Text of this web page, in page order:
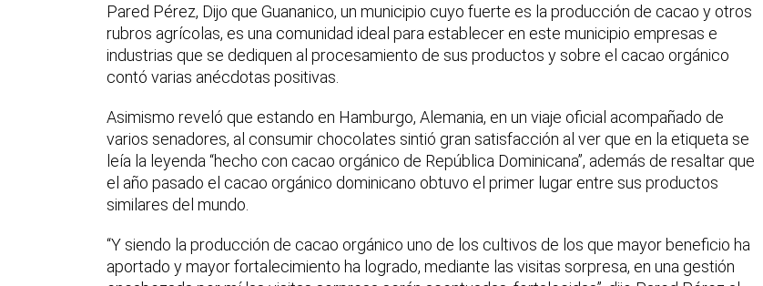
Pared Pérez, Dijo que Guananico, un municipio cuyo fuerte es la producción de cacao y otros
rubros agrícolas, es una comunidad ideal para establecer en este municipio empresas e
industrias que se dediquen al procesamiento de sus productos y sobre el cacao orgánico
contó varias anécdotas positivas.
Asimismo reveló que estando en Hamburgo, Alemania, en un viaje oficial acompañado de
varios senadores, al consumir chocolates sintió gran satisfacción al ver que en la etiqueta se
leía la leyenda “hecho con cacao orgánico de República Dominicana”, además de resaltar que
el año pasado el cacao orgánico dominicano obtuvo el primer lugar entre sus productos
similares del mundo.
“Y siendo la producción de cacao orgánico uno de los cultivos de los que mayor beneficio ha
aportado y mayor fortalecimiento ha logrado, mediante las visitas sorpresa, en una gestión